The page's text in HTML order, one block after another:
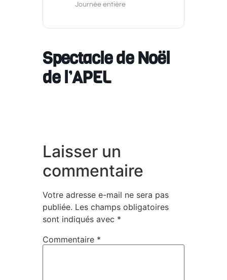
Journée entière
Spectacle de Noël
de l’APEL
Laisser un
commentaire
Votre adresse e-mail ne sera pas
publiée. Les champs obligatoires
sont indiqués avec *
Commentaire *